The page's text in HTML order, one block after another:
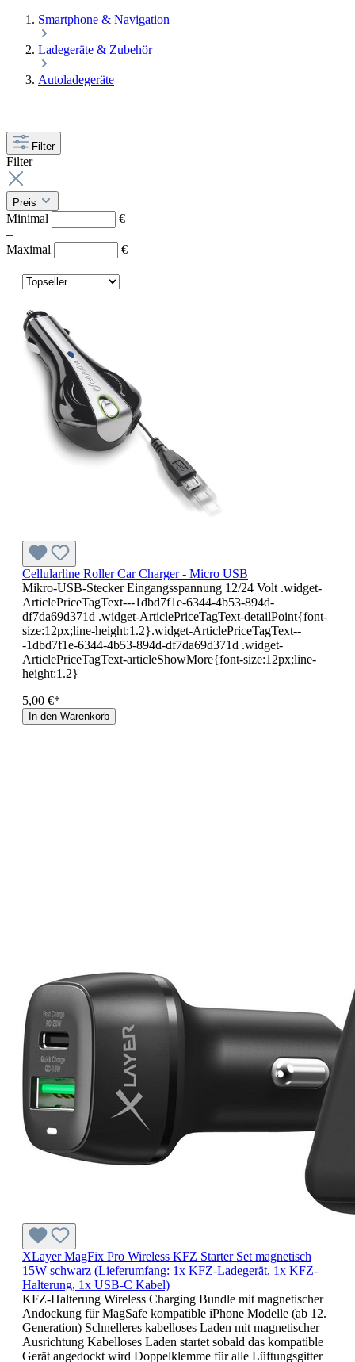
Smartphone & Navigation
Ladegeräte & Zubehör
Autoladegeräte
Filter
Filter
Preis
Minimal
€
–
Maximal
€
Cellularline Roller Car Charger - Micro USB
Mikro-USB-Stecker Eingangsspannung 12/24 Volt .widget-
ArticlePriceTagText---1dbd7f1e-6344-4b53-894d-
df7da69d371d .widget-ArticlePriceTagText-detailPoint{font-
size:12px;line-height:1.2}.widget-ArticlePriceTagText--
-1dbd7f1e-6344-4b53-894d-df7da69d371d .widget-
ArticlePriceTagText-articleShowMore{font-size:12px;line-
height:1.2}
5,00 €*
In den Warenkorb
XLayer MagFix Pro Wireless KFZ Starter Set magnetisch
15W schwarz (Lieferumfang: 1x KFZ-Ladegerät, 1x KFZ-
Halterung, 1x USB-C Kabel)
KFZ-Halterung Wireless Charging Bundle mit magnetischer
Andockung für MagSafe kompatible iPhone Modelle (ab 12.
Generation) Schnelleres kabelloses Laden mit magnetischer
Ausrichtung Kabelloses Laden startet sobald das kompatible
Gerät angedockt wird Doppelklemme für alle Lüftungsgitter